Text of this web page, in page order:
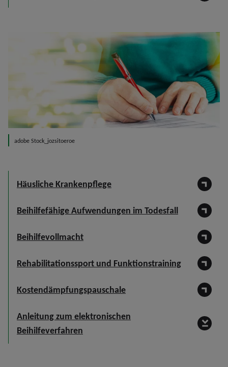
adobe Stock_jozsitoeroe
Häusliche Krankenpflege
Beihilfefähige Aufwendungen im Todesfall
Beihilfevollmacht
Rehabilitationssport und Funktionstraining
Kostendämpfungspauschale
Anleitung zum elektronischen
Beihilfeverfahren